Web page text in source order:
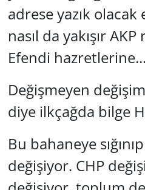
adrese yazık
nasıl da yakışır
Efendi hazretlerine...
Değişmeyen
diye ilkçağda bilge
Bu bahaneye
değişiyor. CHP